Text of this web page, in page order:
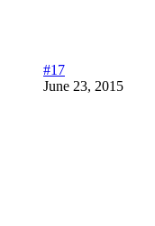
#17
June 23, 2015